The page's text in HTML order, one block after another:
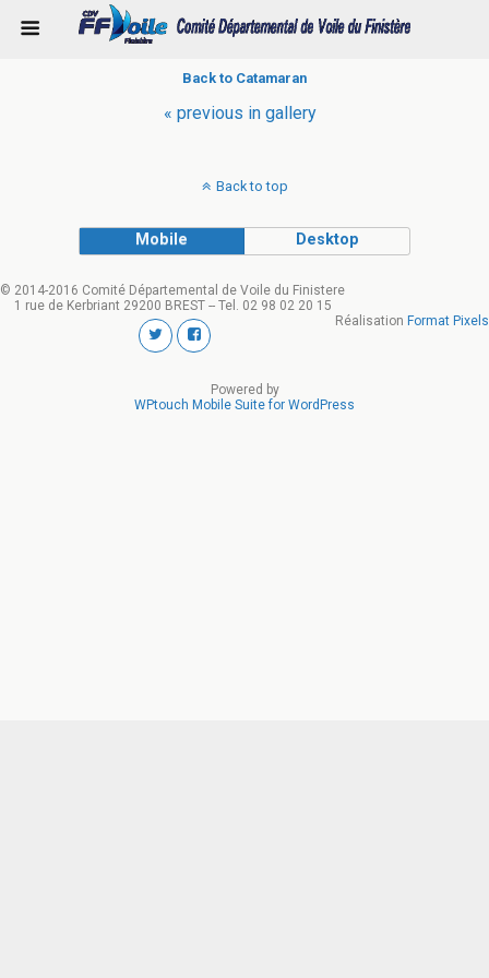
Back to Catamaran
« previous in gallery
Back to top
Mobile Desktop
© 2014-2016 Comité Départemental de Voile du Finistere
1 rue de Kerbriant 29200 BREST -- Tel. 02 98 02 20 15
Réalisation Format Pixels
Powered by
WPtouch Mobile Suite for WordPress